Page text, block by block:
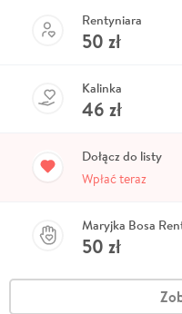
Rentyniara
50 zł
Kalinka
46 zł
Dołącz do listy
Wpłać teraz
Maryjka Bosa
50 zł